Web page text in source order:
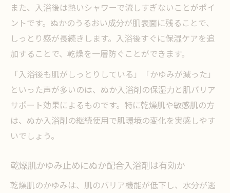
また、入浴後は熱いシャワーで流しすぎないことがポイ
ントです。ぬかのうるおい成分が肌表面に残ることで、
しっとり感が長続きします。入浴後すぐに保湿ケアを追
加することで、乾燥を一層防ぐことができます。
「入浴後も肌がしっとりしている」「かゆみが減った」
といった声が多いのは、ぬか入浴剤の保湿力と肌バリア
サポート効果によるものです。特に乾燥肌や敏感肌の方
は、ぬか入浴剤の継続使用で肌環境の変化を実感しやす
いでしょう。
乾燥肌かゆみ止めにぬか配合入浴剤は有効か
乾燥肌のかゆみは、肌のバリア機能が低下し、水分が逃